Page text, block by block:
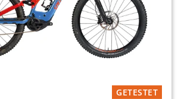
GETESTET